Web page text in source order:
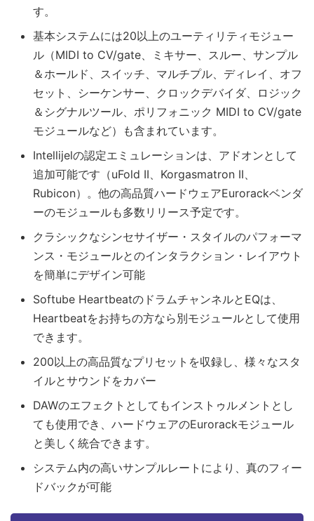
す。
基本システムには20以上のユーティリティモジュー
ル（MIDI to CV/gate、ミキサー、スルー、サンプル
＆ホールド、スイッチ、マルチプル、ディレイ、オフ
セット、シーケンサー、クロックデバイダ、ロジック
＆シグナルツール、ポリフォニック MIDI to CV/gate
モジュールなど）も含まれています。
Intellijelの認定エミュレーションは、アドオンとして
追加可能です（uFold II、Korgasmatron II、
Rubicon）。他の高品質ハードウェアEurorackベンダ
ーのモジュールも多数リリース予定です。
クラシックなシンセサイザー・スタイルのパフォーマ
ンス・モジュールとのインタラクション・レイアウト
を簡単にデザイン可能
Softube HeartbeatのドラムチャンネルとEQは、
Heartbeatをお持ちの方なら別モジュールとして使用
できます。
200以上の高品質なプリセットを収録し、様々なスタ
イルとサウンドをカバー
DAWのエフェクトとしてもインストゥルメントとし
ても使用でき、ハードウェアのEurorackモジュール
と美しく統合できます。
システム内の高いサンプルレートにより、真のフィー
ドバックが可能